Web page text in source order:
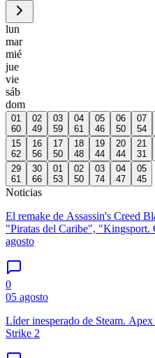
lun
mar
mié
jue
vie
sáb
dom
01
60
02
49
03
59
04
61
05
46
06
50
07
54
15
62
16
56
17
50
18
48
19
44
20
44
21
31
29
61
30
66
01
53
02
50
03
74
04
47
05
45
Noticias
El remake de Assassin's Creed
"Piratas del Caribe", "Kingsport.
agosto
0
05 agosto
Líder inesperado de Steam.
Strike 2